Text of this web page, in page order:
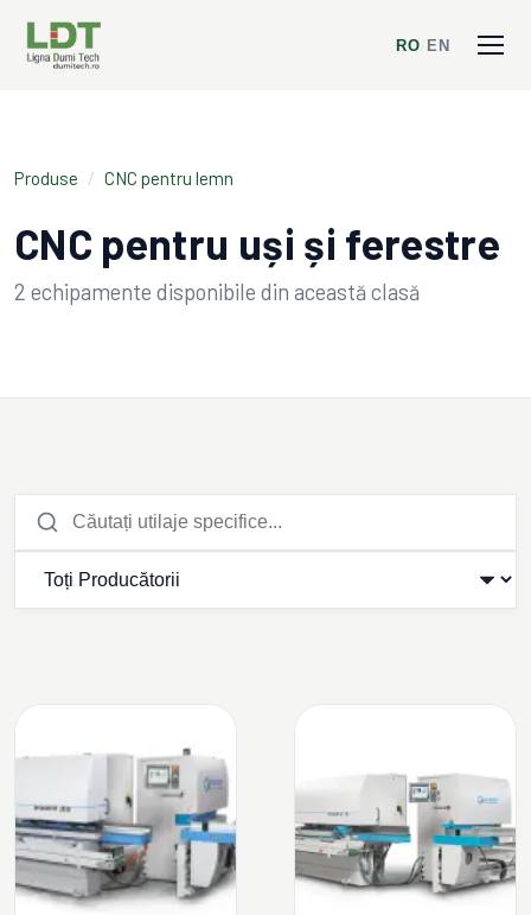
RO EN
Produse / CNC pentru lemn
CNC pentru uși și ferestre
2 echipamente disponibile din această clasă